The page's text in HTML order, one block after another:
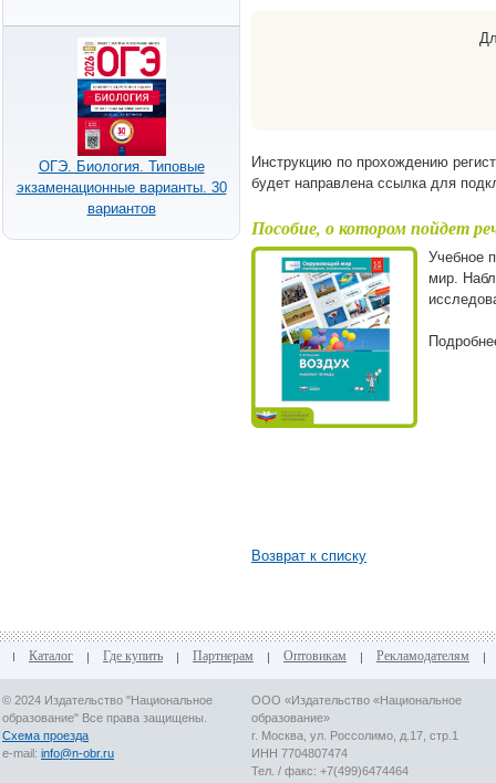
ОГЭ. Биология. Типовые
экзаменационные варианты. 30
вариантов
Инструкцию по прохождению
будет направлена ссылка для
Пособие, о котором пойдет
Учебное
мир.
Возврат к списку
Каталог Где купить Партнерам Оптовикам Рекламодателям
© 2024 Издательство "Национальное
образование" Все права защищены.
Схема проезда
e-mail: info@n-obr.ru
ООО «Издательство «Национальное
образование»
г. Москва, ул. Россолимо, д.17, стр.1
ИНН 7704807474
Тел. / факс: +7(499)6474464